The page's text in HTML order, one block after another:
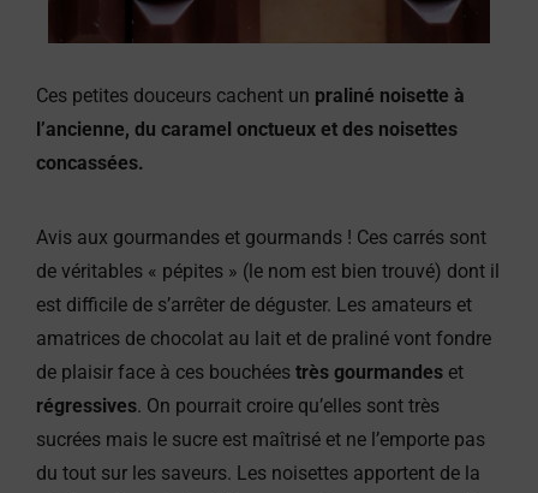
Ces petites douceurs cachent un praliné noisette à
l’ancienne, du caramel onctueux et des noisettes
concassées.
Avis aux gourmandes et gourmands ! Ces carrés sont
de véritables « pépites » (le nom est bien trouvé) dont il
est difficile de s’arrêter de déguster. Les amateurs et
amatrices de chocolat au lait et de praliné vont fondre
de plaisir face à ces bouchées très gourmandes et
régressives. On pourrait croire qu’elles sont très
sucrées mais le sucre est maîtrisé et ne l’emporte pas
du tout sur les saveurs. Les noisettes apportent de la